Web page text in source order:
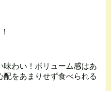
味わい！ボリューム感はあ
配をあまりせず食べられる